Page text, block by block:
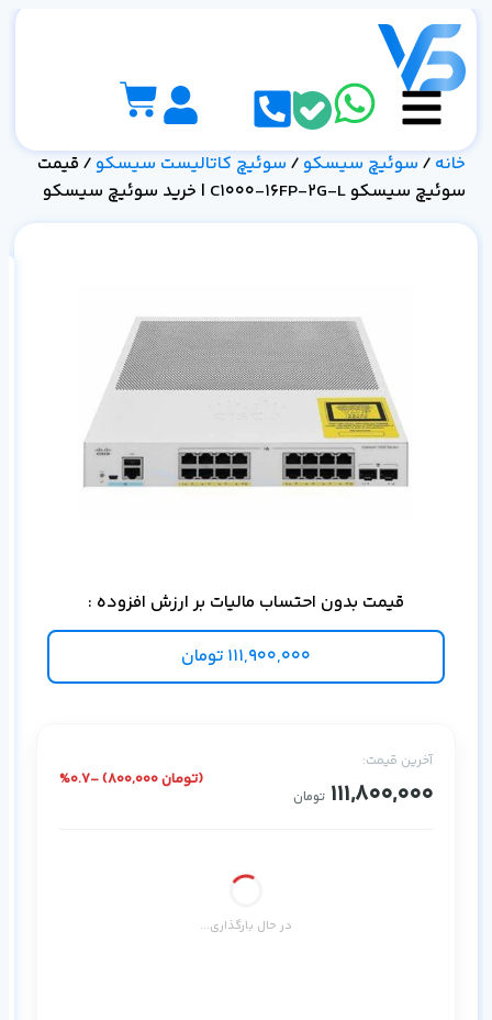
خانه / سوئیچ سیسکو/ سوئیچ کاتالیست سیسکو/ قیمت
سوئیچ سیسکو C1000-16FP-2G-L | خرید سوئیچ سیسکو
قیمت بدون احتساب مالیات بر ارزش افزوده :
111,900,000 تومان
آخرین قیمت:
111,800,000 تومان
%0.7- (800,000 تومان)
در حال بارگذاری...